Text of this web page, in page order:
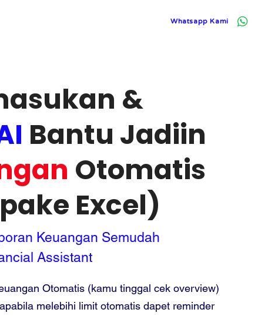
Whatsapp Kami
&
Bantu Jadiin
Otomatis
Excel)
Keuangan Semudah
Assistant
Otomatis (kamu tinggal cek overview)
melebihi limit otomatis dapet reminder